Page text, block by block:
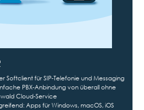
Softclient für SIP-Telefonie und Messaging
PBX-Anbindung von überall ohne
Cloud-Service
Apps für Windows, macOS, iOS